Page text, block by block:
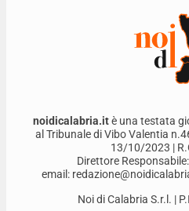
noidicalabria.itè una testata
al Tribunale di Vibo Valentia
13/10/2023 |
Direttore Responsabile:
email:
Noi di Calabria S.r.l. |